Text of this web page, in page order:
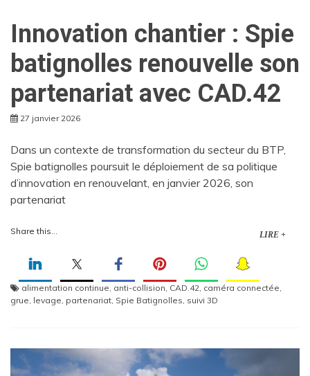
Innovation chantier : Spie
batignolles renouvelle son
partenariat avec CAD.42
27 janvier 2026
Dans un contexte de transformation du secteur du BTP,
Spie batignolles poursuit le déploiement de sa politique
d’innovation en renouvelant, en janvier 2026, son
partenariat
Share this... LIRE +
alimentation continue anti-collision CAD.42 caméra connectée
grue levage partenariat Spie Batignolles suivi 3D